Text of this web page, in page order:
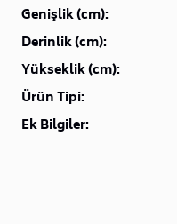
Genişlik (cm):
Derinlik (cm):
Yükseklik (cm):
Ürün Tipi:
Ek Bilgiler: